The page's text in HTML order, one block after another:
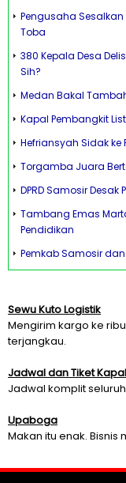
Pengusaha
Toba
380 Kepala Desa
Sih?
Medan Bakal
Kapal Pembangkit
Hefriansyah Sidak ke
Torgamba Juara
DPRD Samosir
Tambang Emas
Pendidikan
Pemkab Samosir
Sewu Kuto Logistik
Mengirim kargo ke
terjangkau.
Jadwal dan Tiket
Jadwal komplit
Upaboga
Makan itu enak. Bisnis